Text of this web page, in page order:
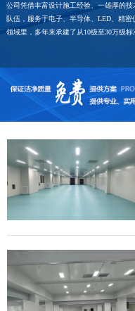
公司凭借丰富设计施工经验、一雄厚的
队伍，服务于电子、半导体、LED、精
领域里，多年来承建了从10级至30万级